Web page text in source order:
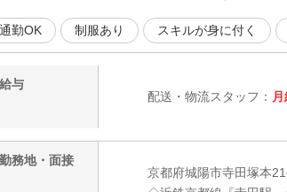
勤OK 制服あり スキルが身に付く
給与
配送・物流スタッフ：
勤務地・面接
京都府城陽市寺田塚本